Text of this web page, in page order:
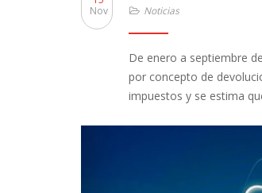
Nov
Noticias
De enero a septiembre
por concepto de
impuestos y se estima